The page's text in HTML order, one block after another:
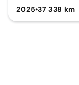
2025•37 338 km